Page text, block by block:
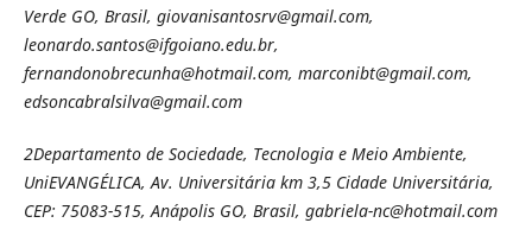
Verde GO, Brasil, giovanisantosrv@gmail.com,
leonardo.santos@ifgoiano.edu.br,
fernandonobrecunha@hotmail.com, marconibt@gmail.com,
edsoncabralsilva@gmail.com
2Departamento de Sociedade, Tecnologia e Meio Ambiente,
UniEVANGÉLICA, Av. Universitária km 3,5 Cidade Universitária,
CEP: 75083-515, Anápolis GO, Brasil, gabriela-nc@hotmail.com